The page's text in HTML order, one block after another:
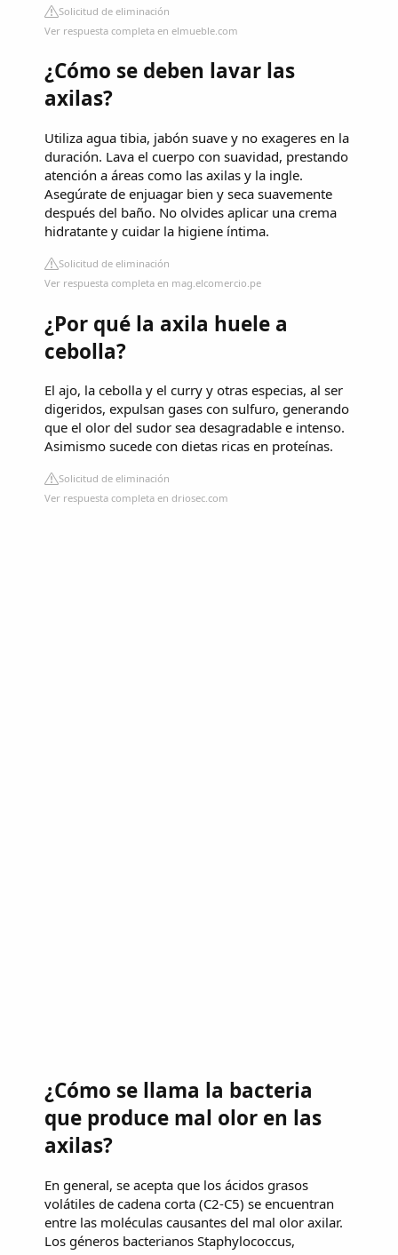
Solicitud de eliminación
Ver respuesta completa en elmueble.com
¿Cómo se deben lavar las
axilas?
Utiliza agua tibia, jabón suave y no exageres en la
duración. Lava el cuerpo con suavidad, prestando
atención a áreas como las axilas y la ingle.
Asegúrate de enjuagar bien y seca suavemente
después del baño. No olvides aplicar una crema
hidratante y cuidar la higiene íntima.
Solicitud de eliminación
Ver respuesta completa en mag.elcomercio.pe
¿Por qué la axila huele a
cebolla?
El ajo, la cebolla y el curry y otras especias, al ser
digeridos, expulsan gases con sulfuro, generando
que el olor del sudor sea desagradable e intenso.
Asimismo sucede con dietas ricas en proteínas.
Solicitud de eliminación
Ver respuesta completa en driosec.com
¿Cómo se llama la bacteria
que produce mal olor en las
axilas?
En general, se acepta que los ácidos grasos
volátiles de cadena corta (C2-C5) se encuentran
entre las moléculas causantes del mal olor axilar.
Los géneros bacterianos Staphylococcus,